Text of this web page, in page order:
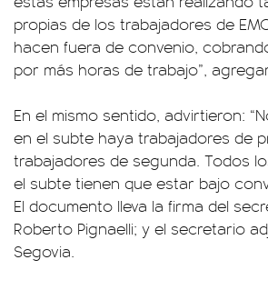
propias de los trabajadores de
hacen fuera de convenio,
por más horas de trabajo”,
En el mismo sentido, advirtieron:
en el subte haya trabajadores de
trabajadores de segunda. Todos
el subte tienen que estar bajo
El documento lleva la firma del
Roberto Pignaelli; y el secretario
Segovia.